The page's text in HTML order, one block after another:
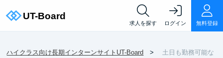
求人を探す ログイン 無料登録
ハイクラス向け長期インターンサイトUT-Board
土日も勤務可能な